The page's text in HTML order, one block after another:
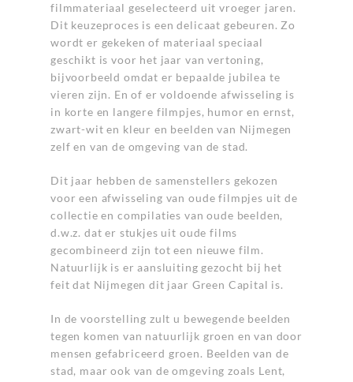
filmmateriaal geselecteerd uit vroeger jaren.
Dit keuzeproces is een delicaat gebeuren. Zo
wordt er gekeken of materiaal speciaal
geschikt is voor het jaar van vertoning,
bijvoorbeeld omdat er bepaalde jubilea te
vieren zijn. En of er voldoende afwisseling is
in korte en langere filmpjes, humor en ernst,
zwart-wit en kleur en beelden van Nijmegen
zelf en van de omgeving van de stad.
Dit jaar hebben de samenstellers gekozen
voor een afwisseling van oude filmpjes uit de
collectie en compilaties van oude beelden,
d.w.z. dat er stukjes uit oude films
gecombineerd zijn tot een nieuwe film.
Natuurlijk is er aansluiting gezocht bij het
feit dat Nijmegen dit jaar Green Capital is.
In de voorstelling zult u bewegende beelden
tegen komen van natuurlijk groen en van door
mensen gefabriceerd groen. Beelden van de
stad, maar ook van de omgeving zoals Lent,